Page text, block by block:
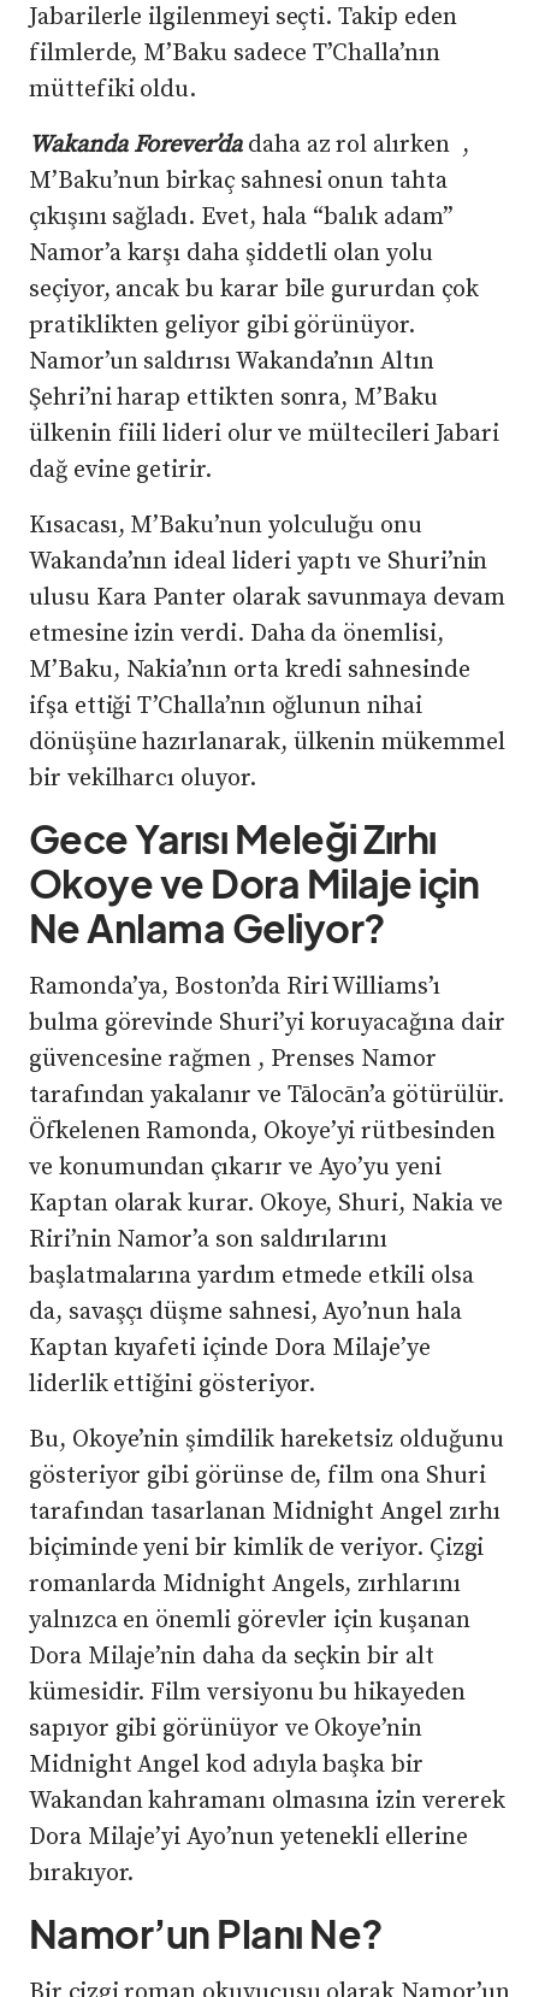
Jabarilerle ilgilenmeyi seçti. Takip eden
filmlerde, M’Baku sadece T’Challa’nın
müttefiki oldu.
Wakanda Forever’dadaha az rol alırken ,
M’Baku’nun birkaç sahnesi onun tahta
çıkışını sağladı. Evet, hala “balık adam”
Namor’a karşı daha şiddetli olan yolu
seçiyor, ancak bu karar bile gururdan çok
pratiklikten geliyor gibi görünüyor.
Namor’un saldırısı Wakanda’nın Altın
Şehri’ni harap ettikten sonra, M’Baku
ülkenin fiili lideri olur ve mültecileri Jabari
dağ evine getirir.
Kısacası, M’Baku’nun yolculuğu onu
Wakanda’nın ideal lideri yaptı ve Shuri’nin
ulusu Kara Panter olarak savunmaya devam
etmesine izin verdi. Daha da önemlisi,
M’Baku, Nakia’nın orta kredi sahnesinde
ifşa ettiği T’Challa’nın oğlunun nihai
dönüşüne hazırlanarak, ülkenin mükemmel
bir vekilharcı oluyor.
Gece Yarısı Meleği Zırhı
Okoye ve Dora Milaje için
Ne Anlama Geliyor?
Ramonda’ya, Boston’da Riri Williams’ı
bulma görevinde Shuri’yi koruyacağına dair
güvencesine rağmen , Prenses Namor
tarafından yakalanır ve Tālocān’a götürülür.
Öfkelenen Ramonda, Okoye’yi rütbesinden
ve konumundan çıkarır ve Ayo’yu yeni
Kaptan olarak kurar. Okoye, Shuri, Nakia ve
Riri’nin Namor’a son saldırılarını
başlatmalarına yardım etmede etkili olsa
da, savaşçı düşme sahnesi, Ayo’nun hala
Kaptan kıyafeti içinde Dora Milaje’ye
liderlik ettiğini gösteriyor.
Bu, Okoye’nin şimdilik hareketsiz olduğunu
gösteriyor gibi görünse de, film ona Shuri
tarafından tasarlanan Midnight Angel zırhı
biçiminde yeni bir kimlik de veriyor. Çizgi
romanlarda Midnight Angels, zırhlarını
yalnızca en önemli görevler için kuşanan
Dora Milaje’nin daha da seçkin bir alt
kümesidir. Film versiyonu bu hikayeden
sapıyor gibi görünüyor ve Okoye’nin
Midnight Angel kod adıyla başka bir
Wakandan kahramanı olmasına izin vererek
Dora Milaje’yi Ayo’nun yetenekli ellerine
bırakıyor.
Namor’un Planı Ne?